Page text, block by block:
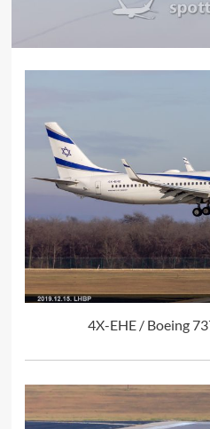
4X-EHE / Boeing